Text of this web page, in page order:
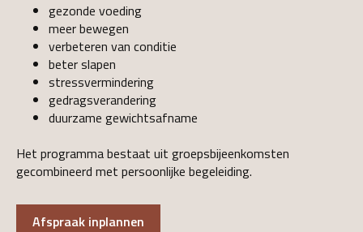
gezonde voeding
meer bewegen
verbeteren van conditie
beter slapen
stressvermindering
gedragsverandering
duurzame gewichtsafname
Het programma bestaat uit groepsbijeenkomsten
gecombineerd met persoonlijke begeleiding.
Afspraak inplannen